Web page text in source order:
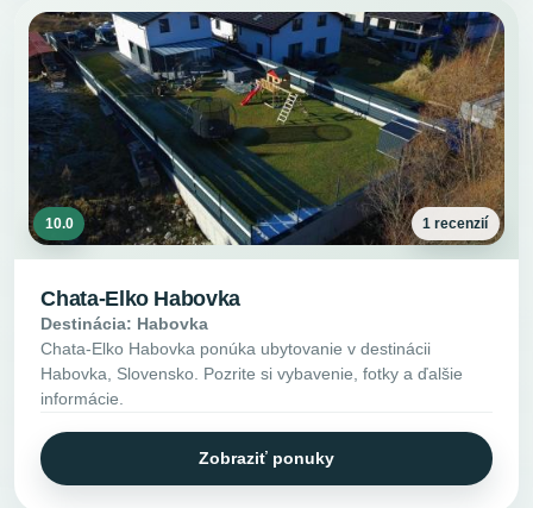
10.0 1 recenzií
Chata-Elko Habovka
Destinácia: Habovka
Chata-Elko Habovka ponúka ubytovanie v destinácii
Habovka, Slovensko. Pozrite si vybavenie, fotky a ďalšie
informácie.
Zobraziť ponuky